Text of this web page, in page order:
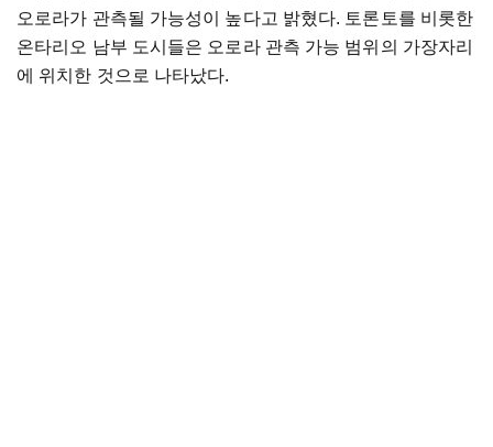
오로라가 관측될 가능성이 높다고 밝혔다. 토론토를 비롯한
온타리오 남부 도시들은 오로라 관측 가능 범위의 가장자리
에 위치한 것으로 나타났다.